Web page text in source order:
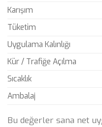
Karışım
Tüketim
Uygulama Kalınlığı
Kür / Trafiğe Açılma
Sıcaklık
Ambalaj
Bu değerler sana net